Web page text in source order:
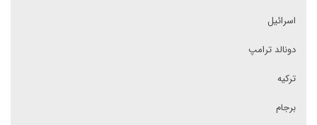
اسرائیل
دونالد ترامپ
ترکیه
برجام